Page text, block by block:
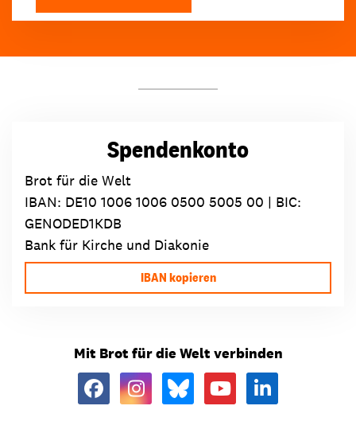
Spendenkonto
Brot für die Welt
IBAN: DE10 1006 1006 0500 5005 00 | BIC:
GENODED1KDB
Bank für Kirche und Diakonie
IBAN kopieren
Mit Brot für die Welt verbinden